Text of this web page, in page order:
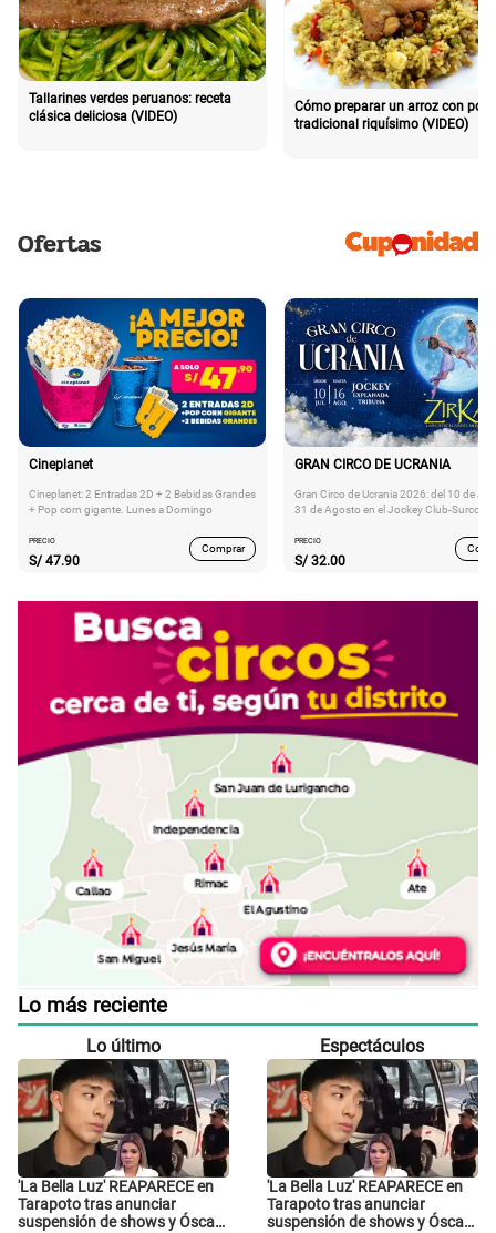
Tallarines verdes peruanos: receta
clásica deliciosa (VIDEO)
Cómo preparar un arroz con pollo
tradicional riquísimo (VIDEO)
Ofertas
Cineplanet
Cineplanet: 2 Entradas 2D + 2 Bebidas Grandes
+ Pop corn gigante. Lunes a Domingo
PRECIO
S/ 47.90
Comprar
GRAN CIRCO DE UCRANIA
Gran Circo de Ucrania 2026: del 10 de
31 de Agosto en el Jockey Club-Surco
PRECIO
S/ 32.00
Lo más reciente
Lo último
'La Bella Luz' REAPARECE en
Tarapoto tras anunciar
suspensión de shows y Óscar
Espectáculos
'La Bella Luz' REAPARECE en
Tarapoto tras anunciar
suspensión de shows y Óscar